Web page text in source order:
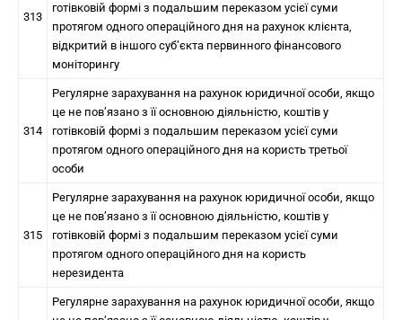
313
готівковій формі з подальшим переказом усієї суми
протягом одного операційного дня на рахунок клієнта,
відкритий в іншого суб’єкта первинного фінансового
моніторингу
314
Регулярне зарахування на рахунок юридичної особи, якщо
це не пов’язано з її основною діяльністю, коштів у
готівковій формі з подальшим переказом усієї суми
протягом одного операційного дня на користь третьої
особи
315
Регулярне зарахування на рахунок юридичної особи, якщо
це не пов’язано з її основною діяльністю, коштів у
готівковій формі з подальшим переказом усієї суми
протягом одного операційного дня на користь
нерезидента
Регулярне зарахування на рахунок юридичної особи, якщо